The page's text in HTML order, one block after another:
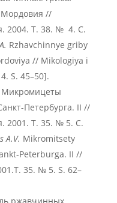
Мордовия //
2004. Т. 38. № 4. С.
. Rzhavchinnye griby
// Mikologiya i
S. 45–50].
Микромицеты
Петербурга. II //
2001. Т. 35. № 5. С.
A.V. Mikromitsety
Peterburga. II //
35. № 5. S. 62–